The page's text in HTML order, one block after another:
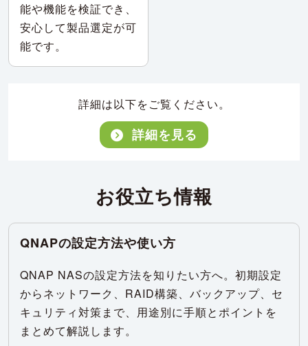
能や機能を検証でき、
安心して製品選定が可
能です。
詳細は以下をご覧ください。
詳細を見る
お役立ち情報
QNAPの設定方法や使い方
QNAP NASの設定方法を知りたい方へ。初期設定
からネットワーク、RAID構築、バックアップ、セ
キュリティ対策まで、用途別に手順とポイントを
まとめて解説します。